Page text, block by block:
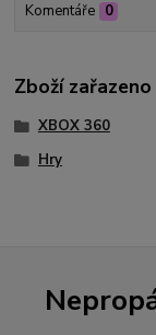
Komentáře 0
Zboží
XBOX 360
Hry